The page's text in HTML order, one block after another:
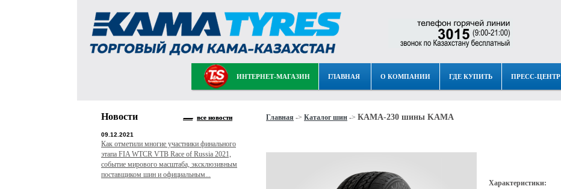
ИНТЕРНЕТ-МАГАЗИН ГЛАВНАЯ О КОМПАНИИ ГДЕ КУПИТЬ ПРЕСС-ЦЕНТР
Главная -> Каталог шин -> КАМА-230 шины KAMA
Характеристики:
Новости все новости
09.12.2021
Как отметили многие участники финального
этапа FIA WTCR VTB Race of Russia 2021,
событие мирового масштаба, эксклюзивным
поставщиком шин и официальным...